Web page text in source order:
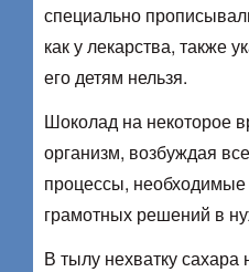
специально
как у лекарства, также
его детям нельзя.
Шоколад на некоторое
организм, возбуждая
процессы,
грамотных решений в
В тылу нехватку сахара